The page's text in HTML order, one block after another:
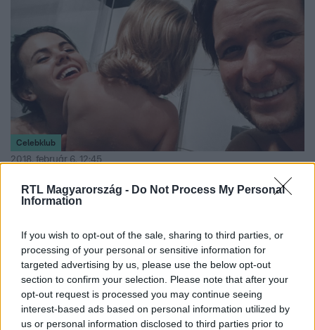
RTL Magyarország - Do Not Process My Personal
Information
If you wish to opt-out of the sale, sharing to third parties, or
processing of your personal or sensitive information for
targeted advertising by us, please use the below opt-out
section to confirm your selection. Please note that after your
opt-out request is processed you may continue seeing
interest-based ads based on personal information utilized by
us or personal information disclosed to third parties prior to
Celebklub
2018. február 6. 12:45
A szerelmesek nemcsak vlog bejegyzésekben, de cuki
között a fürdőzések is ott vannak a kicsi Nátánnal. Ti
félnétek a meztelen igazságtól?
8:11